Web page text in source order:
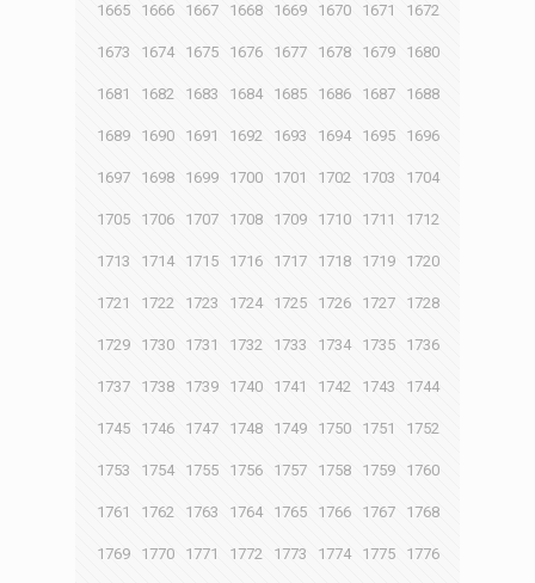
1665 1666 1667 1668 1669 1670 1671 1672
1673 1674 1675 1676 1677 1678 1679 1680
1681 1682 1683 1684 1685 1686 1687 1688
1689 1690 1691 1692 1693 1694 1695 1696
1697 1698 1699 1700 1701 1702 1703 1704
1705 1706 1707 1708 1709 1710 1711 1712
1713 1714 1715 1716 1717 1718 1719 1720
1721 1722 1723 1724 1725 1726 1727 1728
1729 1730 1731 1732 1733 1734 1735 1736
1737 1738 1739 1740 1741 1742 1743 1744
1745 1746 1747 1748 1749 1750 1751 1752
1753 1754 1755 1756 1757 1758 1759 1760
1761 1762 1763 1764 1765 1766 1767 1768
1769 1770 1771 1772 1773 1774 1775 1776